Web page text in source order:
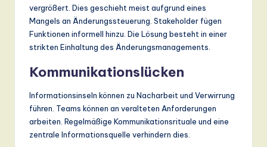
vergrößert. Dies geschieht meist aufgrund eines
Mangels an Änderungssteuerung. Stakeholder fügen
Funktionen informell hinzu. Die Lösung besteht in einer
strikten Einhaltung des Änderungsmanagements.
Kommunikationslücken
Informationsinseln können zu Nacharbeit und Verwirrung
führen. Teams können an veralteten Anforderungen
arbeiten. Regelmäßige Kommunikationsrituale und eine
zentrale Informationsquelle verhindern dies.